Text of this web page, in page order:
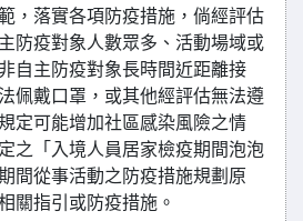
，落實各項防疫措施，倘經評估
防疫對象人數眾多、活動場域或
自主防疫對象長時間近距離接
佩戴口罩，或其他經評估無法遵
定可能增加社區感染風險之情
之「入境人員居家檢疫期間泡泡
間從事活動之防疫措施規劃原
關指引或防疫措施。